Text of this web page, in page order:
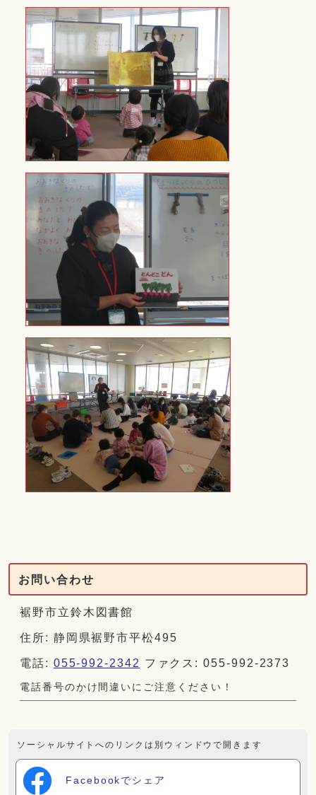
お問い合わせ
裾野市立鈴木図書館
住所: 静岡県裾野市平松495
電話: 055-992-2342 ファクス: 055-992-2373
電話番号のかけ間違いにご注意ください！
ソーシャルサイトへのリンクは別ウィンドウで開きます
Facebookでシェア